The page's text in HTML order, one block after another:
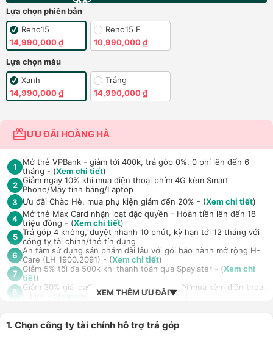
Lựa chọn phiên bản
Reno15
14,990,000 ₫
Reno15 F
10,990,000 ₫
Lựa chọn màu
Xanh
14,990,000 ₫
Trắng
14,990,000 ₫
ƯU ĐÃI HOÀNG HÀ
1
Mở thẻ VPBank - giảm tới 400k, trả góp 0%, 0 phí lên đến 6
tháng - (Xem chi tiết)
2 Giảm ngay 10% khi mua điện thoại phím 4G kèm Smart
Phone/Máy tính bảng/Laptop
3
Ưu đãi Chào Hè, mua phụ kiện giảm đến 20% - (Xem chi tiết)
4 Mở thẻ Max Card nhận loạt đặc quyền - Hoàn tiền lên đến 18
triệu đồng - (Xem chi tiết)
5 Trả góp 4 không, duyệt nhanh 10 phút, kỳ hạn tới 12 tháng với
công ty tài chính/thẻ tín dụng
6 An tâm sử dụng sản phẩm dài lâu với gói bảo hành mở rộng H-
Care (LH 1900.2091) - (Xem chi tiết)
7 Giảm 5% tối đa 500k khi thanh toán qua Spaylater - (Xem chi
tiết)
8
Giảm 30% giá loa Xiaomi Sound Outdoor khi mua kèm điện thoại,
Xem chi tiết)
Giảm thêm 15% tối đa 1.000.000đ với các sản phẩm Loa, tai nghe
Sony khi mua kèm với các sản phẩm: Laptop/ Điện thoại/ Đồng
XEM THÊM ƯU ĐÃI
1. Chọn công ty tài chính hỗ trợ trả góp